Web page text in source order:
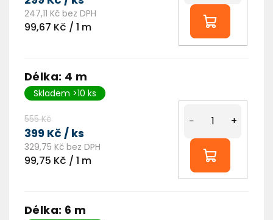
247,11 Kč bez DPH
Měrná
99,67 Kč / 1 m
Délka: 4 m
Skladem >10 ks
555 Kč
399 Kč / ks
329,75 Kč bez DPH
Měrná
99,75 Kč / 1 m
+
−
Délka: 6 m